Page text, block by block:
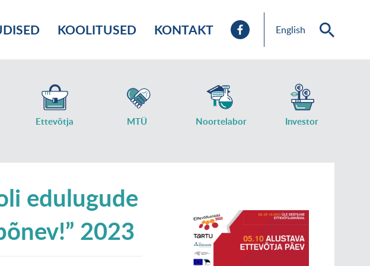
KOOLITUSED KONTAKT English
Ettevõtja MTÜ Noortelabor Investor
edulugude
2023